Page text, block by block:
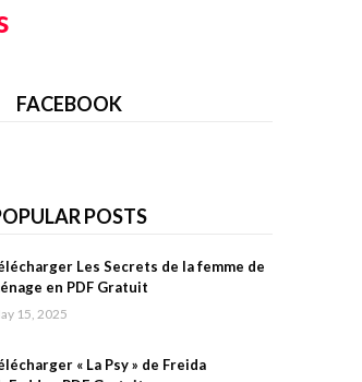
FACEBOOK
POSTS
Les Secrets de la femme de
en PDF Gratuit
15, 2025
« La Psy » de Freida